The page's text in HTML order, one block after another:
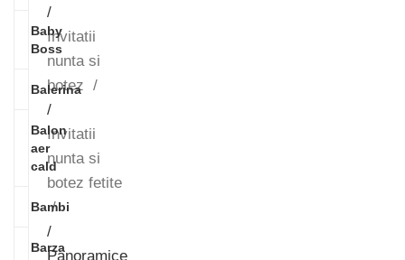
Baby
Boss
Balerina
Balon
aer
cald
Bambi
Barza
/
Invitatii
nunta si
botez
/
Invitatii
nunta si
botez fetite
/
Panoramice